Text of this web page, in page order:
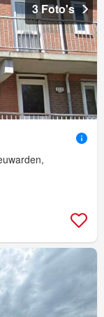
3 Foto's